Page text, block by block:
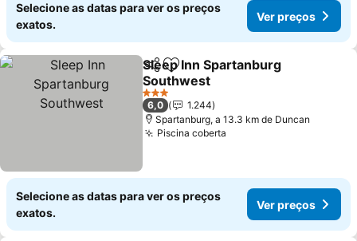
Selecione as datas para ver os preços
exatos.
Ver preços
PartilharAdicionar aos favoritos
Sleep Inn Spartanburg
Southwest
3 Estrelas
6,0
1.244
Spartanburg, a 13.3 km de Duncan
Piscina coberta
Selecione as datas para ver os preços
exatos.
Ver preços